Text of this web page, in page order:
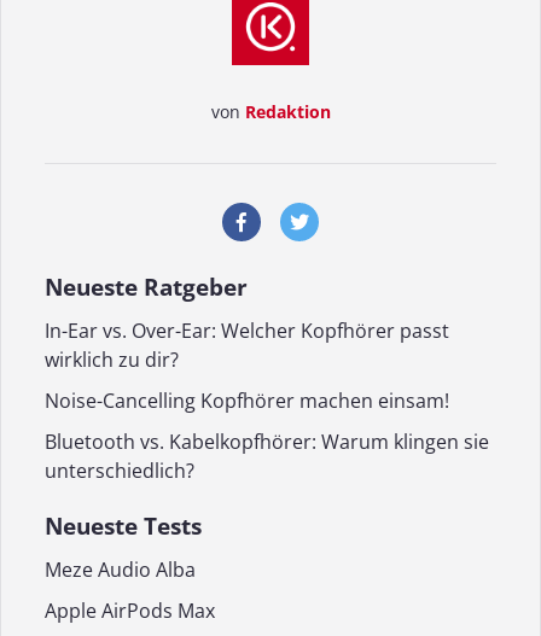
von Redaktion
Neueste Ratgeber
In-Ear vs. Over-Ear: Welcher Kopfhörer passt
wirklich zu dir?
Noise-Cancelling Kopfhörer machen einsam!
Bluetooth vs. Kabelkopfhörer: Warum klingen sie
unterschiedlich?
Neueste Tests
Meze Audio Alba
Apple AirPods Max